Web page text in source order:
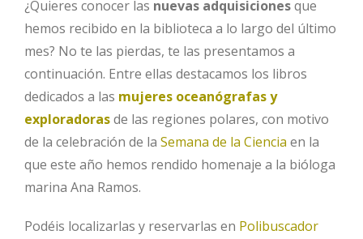
¿Quieres conocer las nuevas adquisicionesque
hemos recibido en la biblioteca a lo largo del último
mes? No te las pierdas, te las presentamos a
continuación. Entre ellas destacamos los libros
dedicados a las mujeres oceanógrafas y
exploradorasde las regiones polares, con motivo
de la celebración de la Semana de la Ciencia en la
que este año hemos rendido homenaje a la bióloga
marina Ana Ramos.
Podéis localizarlas y reservarlas en Polibuscador